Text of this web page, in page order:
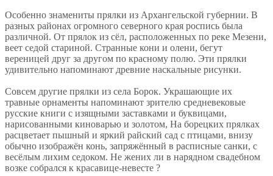
Особенно знамениты прялки из Архангельской губернии. В
разных районах огромного северного края роспись была
различной. От прялок из сёл, расположенных по реке Мезени,
веет седой стариной. Странные кони и олени, бегут
вереницей друг за другом по красному полю. Эти прялки
удивительно напоминают древние наскальные рисунки.
Совсем другие прялки из села Борок. Украшающие их
травные орнаменты напоминают зрителю средневековые
русские книги с изящными заставками и буквицами,
нарисованными киноварью и золотом, На борецких прялках
расцветает пышный и яркий райский сад с птицами, внизу
обычно изображён конь, запряжённый в расписные санки, с
весёлым лихим седоком. Не жених ли в нарядном свадебном
возке собрался к красавице-невесте ?